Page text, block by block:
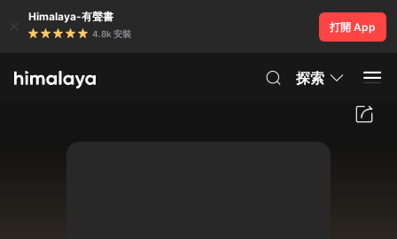
Himalaya-有聲書
4.8k 安裝
打開 App
探索